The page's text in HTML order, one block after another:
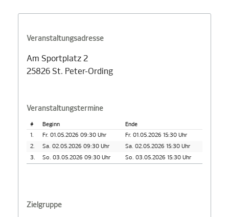
Veranstaltungsadresse
Am Sportplatz 2
25826 St. Peter-Ording
Veranstaltungstermine
# Beginn
Ende
1.
Fr. 01.05.2026 09:30 Uhr
Fr. 01.05.2026 15:30 Uhr
2.
Sa. 02.05.2026 09:30 Uhr
Sa. 02.05.2026 15:30 Uhr
3.
So. 03.05.2026 09:30 Uhr So. 03.05.2026 15:30 Uhr
Zielgruppe